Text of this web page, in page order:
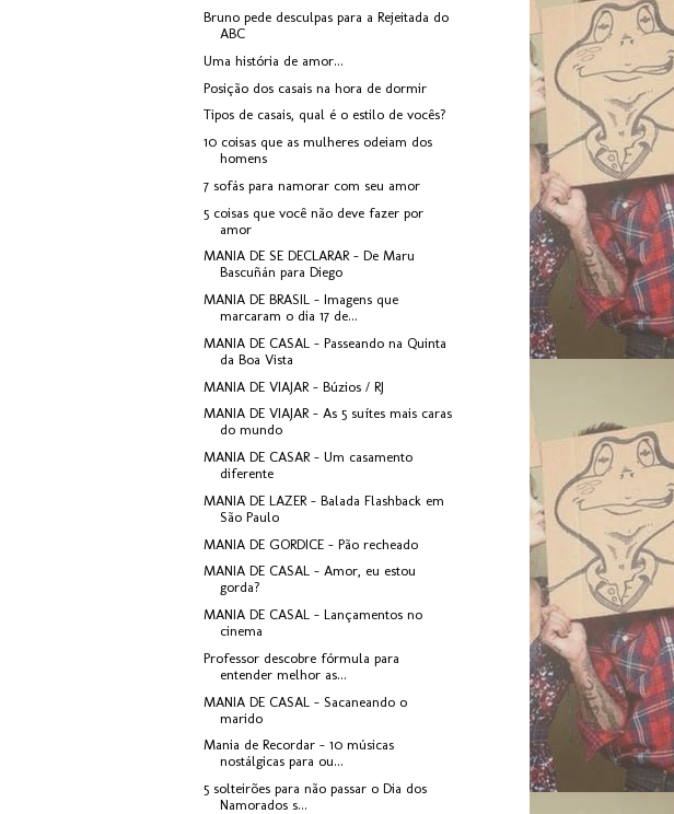
Bruno pede desculpas para a Rejeitada do
ABC
Uma história de amor...
Posição dos casais na hora de dormir
Tipos de casais, qual é o estilo de vocês?
10 coisas que as mulheres odeiam dos
homens
7 sofás para namorar com seu amor
5 coisas que você não deve fazer por
amor
MANIA DE SE DECLARAR - De Maru
Bascuñán para Diego
MANIA DE BRASIL - Imagens que
marcaram o dia 17 de...
MANIA DE CASAL - Passeando na Quinta
da Boa Vista
MANIA DE VIAJAR - Búzios / RJ
MANIA DE VIAJAR - As 5 suítes mais caras
do mundo
MANIA DE CASAR - Um casamento
diferente
MANIA DE LAZER - Balada Flashback em
São Paulo
MANIA DE GORDICE - Pão recheado
MANIA DE CASAL - Amor, eu estou
gorda?
MANIA DE CASAL - Lançamentos no
cinema
Professor descobre fórmula para
entender melhor as...
MANIA DE CASAL - Sacaneando o
marido
Mania de Recordar - 10 músicas
nostálgicas para ou...
5 solteirões para não passar o Dia dos
Namorados s...